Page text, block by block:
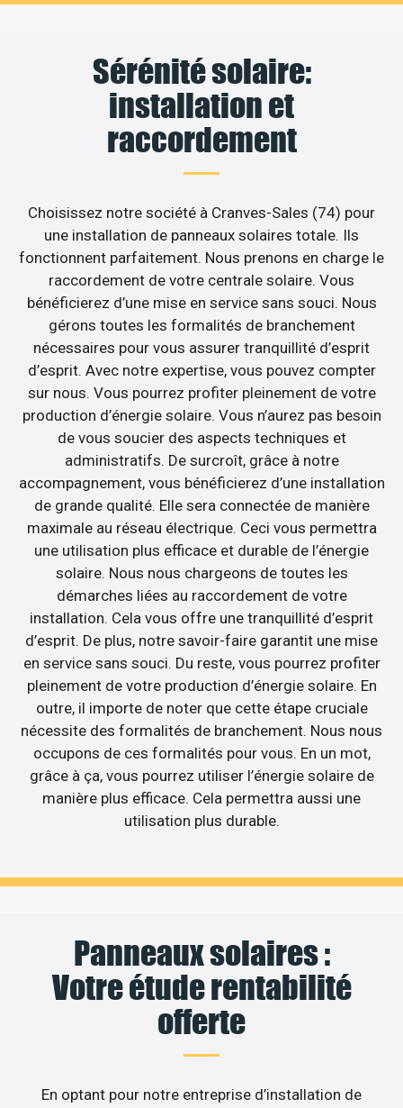
Sérénité solaire:
installation et
raccordement
Choisissez notre société à Cranves-Sales (74) pour
une installation de panneaux solaires totale. Ils
fonctionnent parfaitement. Nous prenons en charge le
raccordement de votre centrale solaire. Vous
bénéficierez d’une mise en service sans souci. Nous
gérons toutes les formalités de branchement
nécessaires pour vous assurer tranquillité d’esprit
d’esprit. Avec notre expertise, vous pouvez compter
sur nous. Vous pourrez profiter pleinement de votre
production d’énergie solaire. Vous n’aurez pas besoin
de vous soucier des aspects techniques et
administratifs. De surcroît, grâce à notre
accompagnement, vous bénéficierez d’une installation
de grande qualité. Elle sera connectée de manière
maximale au réseau électrique. Ceci vous permettra
une utilisation plus efficace et durable de l’énergie
solaire. Nous nous chargeons de toutes les
démarches liées au raccordement de votre
installation. Cela vous offre une tranquillité d’esprit
d’esprit. De plus, notre savoir-faire garantit une mise
en service sans souci. Du reste, vous pourrez profiter
pleinement de votre production d’énergie solaire. En
outre, il importe de noter que cette étape cruciale
nécessite des formalités de branchement. Nous nous
occupons de ces formalités pour vous. En un mot,
grâce à ça, vous pourrez utiliser l’énergie solaire de
manière plus efficace. Cela permettra aussi une
utilisation plus durable.
Panneaux solaires :
Votre étude rentabilité
offerte
En optant pour notre entreprise d’installation de